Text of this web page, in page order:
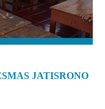
JATISRONO